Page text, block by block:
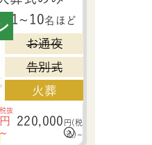
1~10名ほど
お通夜
告別式
火葬
税抜
円
220,000 円 (税
込) ~